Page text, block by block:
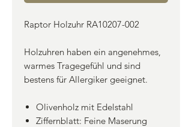
Raptor Holzuhr RA10207-002
Holzuhren haben ein angenehmes,
warmes Tragegefühl und sind
bestens für Allergiker geeignet.
Olivenholz mit Edelstahl
Ziffernblatt: Feine Maserung